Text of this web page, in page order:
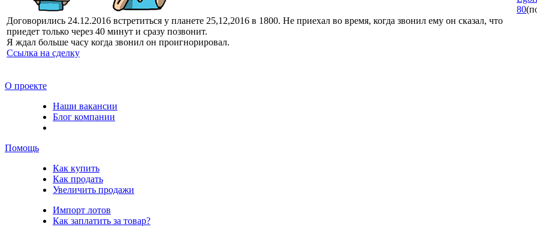
Договорились 24.12.2016 встретиться у планете 25,12,2016 в 1800. Не приехал во время, когда звонил ему он сказал, что
приедет только через 40 минут и сразу позвонит.
Я ждал больше часу когда звонил он проигнорировал.
Ссылка на сделку
80
О проекте
Наши вакансии
Блог компании
Помощь
Как купить
Как продать
Увеличить продажи
Импорт лотов
Как заплатить за товар?